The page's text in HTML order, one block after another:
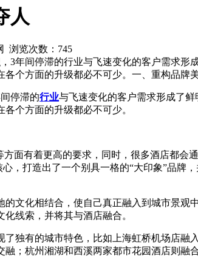
人
浏览次数： 745
3年间停滞的行业与飞速变化的客户需求
个方面的升级都必不可少。一、重构品牌
停滞的行业与飞速变化的客户需求形成了
个方面的升级都必不可少。
面有着更高的要求，同时，很多酒店都会
，打造出了一个别具一格的“大印象”品
文化相结合，使自己真正融入到城市景
线索，并将其与酒店融合。
独有的城市特色，比如上海虹桥机场店
；杭州湘湖和西溪两家都市花园酒店则融